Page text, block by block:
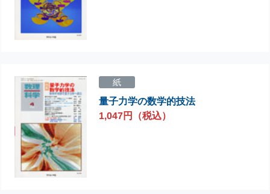
紙
量子力学の数学的技法
1,047円（税込）